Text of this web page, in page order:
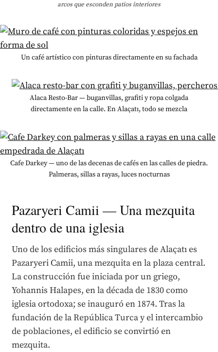
arcos que esconden patios interiores
Un café artístico con pinturas directamente en su fachada
Alaca Resto-Bar — buganvillas, grafiti y ropa colgada
directamente en la calle. En Alaçatı, todo se mezcla
Cafe Darkey — uno de las decenas de cafés en las calles de piedra.
Palmeras, sillas a rayas, luces nocturnas
Pazaryeri Camii — Una mezquita
dentro de una iglesia
Uno de los edificios más singulares de Alaçatı es
Pazaryeri Camii, una mezquita en la plaza central.
La construcción fue iniciada por un griego,
Yohannis Halapes, en la década de 1830 como
iglesia ortodoxa; se inauguró en 1874. Tras la
fundación de la República Turca y el intercambio
de poblaciones, el edificio se convirtió en
mezquita.